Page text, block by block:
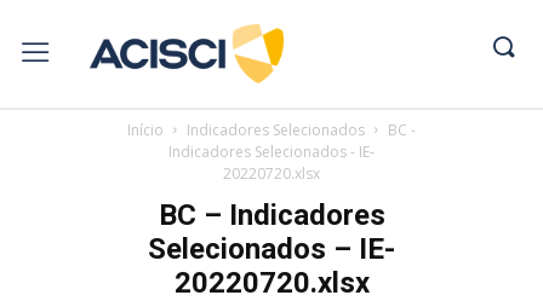
Início Indicadores Selecionados
BC -
Indicadores Selecionados - IE-
20220720.xlsx
BC – Indicadores
Selecionados – IE-
20220720.xlsx